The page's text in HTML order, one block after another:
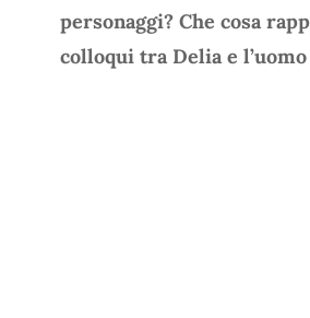
personaggi? Che cosa
colloqui tra Delia e